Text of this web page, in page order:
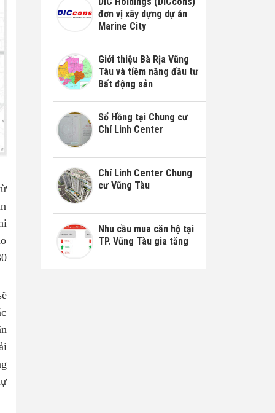
đơn vị xây dựng dự án
Marine City
Giới thiệu Bà Rịa Vũng
Tàu và tiềm năng đầu tư
Bất động sản
Sổ Hồng tại Chung cư
Chí Linh Center
Chí Linh Center Chung
cư Vũng Tàu
Nhu cầu mua căn hộ tại
TP. Vũng Tàu gia tăng